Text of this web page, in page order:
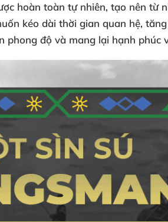
hoàn toàn tự nhiên, tạo nên
kéo dài thời gian quan hệ,
độ và mang lại hạnh phúc